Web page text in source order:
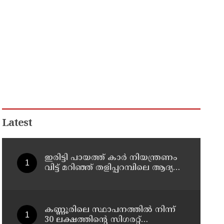
Latest
ഇരിട്ടി പായത്ത് കാർ നിയന്ത്രണം
വിട്ട് മറിഞ്ഞ് തളിപ്പറമ്പിലെ ആദ്യ
കണ്ണൂരിലെ സ്ഥാപനത്തിൽ നിന്ന്
30 ലക്ഷത്തിന്റെ സിഗരറ്റ്